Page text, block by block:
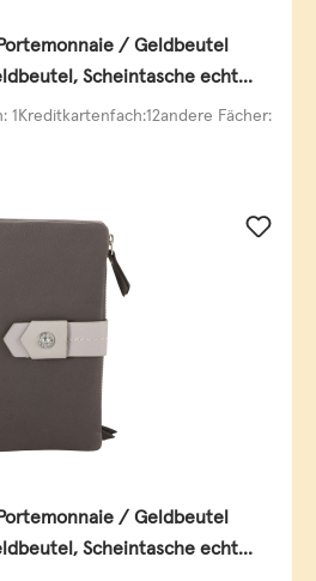
/ Geldbeutel
Scheintasche echt
1Kreditkartenfach:12andere Fächer:
/ Geldbeutel
Scheintasche echt